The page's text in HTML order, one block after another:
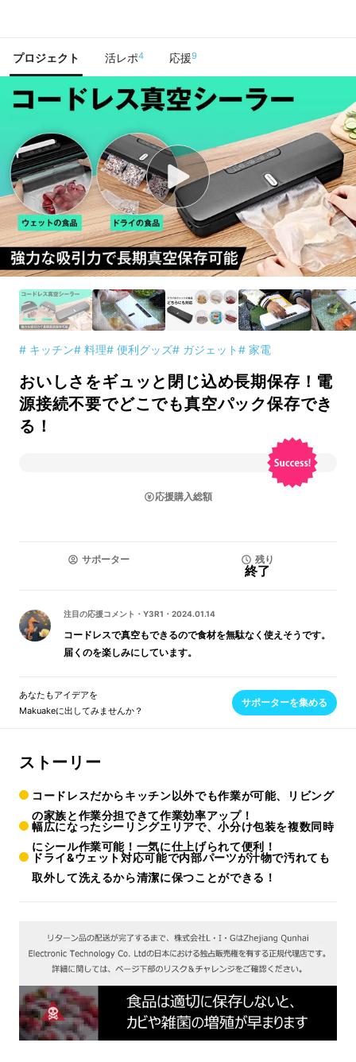
プロジェクト 活レポ4 応援9
# キッチン# 料理# 便利グッズ# ガジェット# 家電
おいしさをギュッと閉じ込め長期保存！電
源接続不要でどこでも真空パック保存でき
る！
応援購入総額
サポーター 残り
終了
注目の応援コメント ・ Y3R1 ・ 2024.01.14
コードレスで真空もできるので食材を無駄なく使えそうです。
届くのを楽しみにしています。
あなたもアイデアを
Makuakeに出してみませんか？
サポーターを集める
ストーリー
コードレスだからキッチン以外でも作業が可能、リビング
の家族と作業分担できて作業効率アップ！
幅広になったシーリングエリアで、小分け包装を複数同時
にシール作業可能！一気に仕上げられて便利！
ドライ&ウェット対応可能で内部パーツが汁物で汚れても
取外して洗えるから清潔に保つことができる！